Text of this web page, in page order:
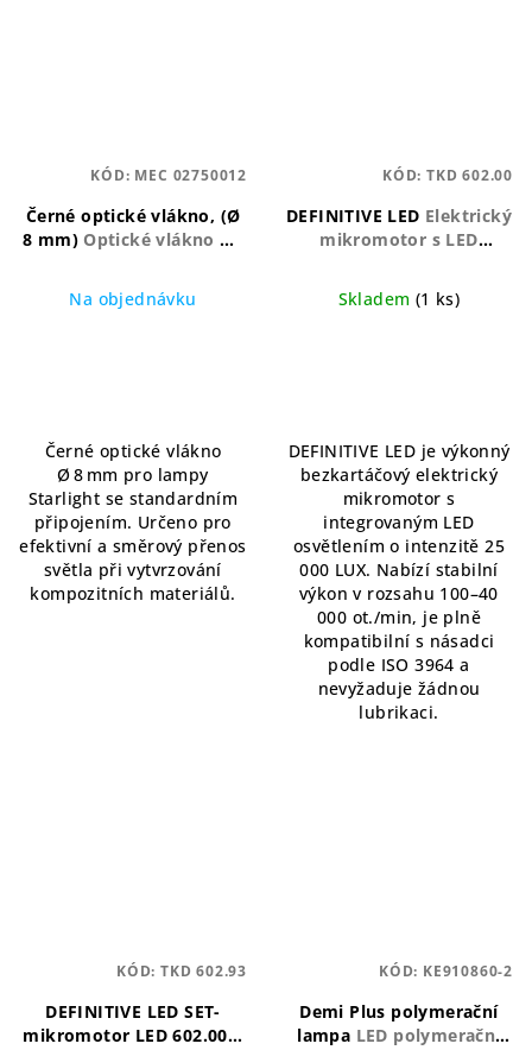
Černé optické vlákno, (Ø
8 mm) Optické vlákno Ø8
použití
Na objednávku
Černé optické vlákno
Ø 8 mm pro lampy
Starlight se standardním
připojením. Určeno pro
efektivní a směrový přenos
světla při vytvrzování
kompozitních materiálů.
KÓD: MEC 02750012
DEFINITIVE LED Elektrický
mikromotor s LED
Skladem (1 ks)
DEFINITIVE LED je výkonný
bezkartáčový elektrický
mikromotor s
integrovaným LED
osvětlením o intenzitě 25
000 LUX. Nabízí stabilní
výkon v rozsahu 100–40
000 ot./min, je plně
kompatibilní s násadci
podle ISO 3964 a
nevyžaduje žádnou
lubrikaci.
KÓD: TKD 602.00
DEFINITIVE LED SET-
mikromotor LED 602.00 +
KÓD: TKD 602.93
Demi Plus polymerační
lampa LED polymerační
KÓD: KE910860-2